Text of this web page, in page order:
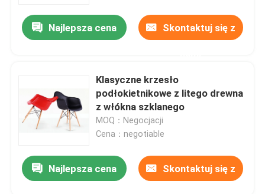
Najlepsza cena Skontaktuj się z
Klasyczne krzesło
podłokietnikowe z litego drewna
z włókna szklanego
MOQ：Negocjacji
Cena：negotiable
Najlepsza cena Skontaktuj się z